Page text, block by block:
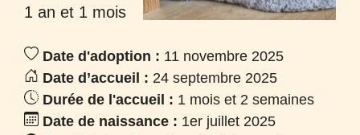
1 an et 1 mois
Date d'adoption : 11 novembre 2025
Date d’accueil : 24 septembre 2025
Durée de l'accueil : 1 mois et 2 semaines
Date de naissance : 1er juillet 2025